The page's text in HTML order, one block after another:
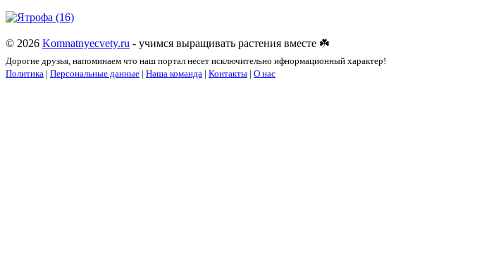
© 2026 Komnatnyecvety.ru - учимся выращивать растения вместе ☘️
Дорогие друзья, напоминаем что наш портал несет исключительно ифнормационный характер!
Политика | Персональные данные | Наша команда | Контакты | О нас